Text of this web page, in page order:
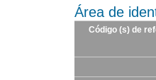
Área de
Código (s) de